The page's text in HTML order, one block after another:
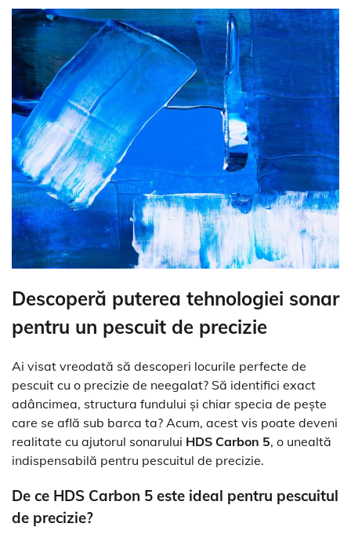
Descoperă puterea tehnologiei sonar
pentru un pescuit de precizie
Ai visat vreodată să descoperi locurile perfecte de
pescuit cu o precizie de neegalat? Să identifici exact
adâncimea, structura fundului și chiar specia de pește
care se află sub barca ta? Acum, acest vis poate deveni
realitate cu ajutorul sonarului HDS Carbon 5, o unealtă
indispensabilă pentru pescuitul de precizie.
De ce HDS Carbon 5 este ideal pentru pescuitul
de precizie?